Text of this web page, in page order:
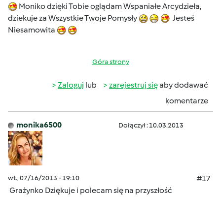
Moniko dzięki Tobie oglądam Wspaniałe Arcydzieła,
dziekuje za Wszystkie Twoje Pomysły
Jesteś
Niesamowita
Góra strony
Zaloguj lub zarejestruj sięaby dodawać
komentarze
monika6500 Dołączył : 10.03.2013
wt., 07/16/2013 - 19:10
#17
Grażynko Dziękuje i polecam się na przyszłość